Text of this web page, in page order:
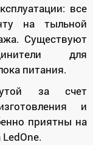
все
на тыльной
Существуют
для
питания.
за счет
и
приятны на